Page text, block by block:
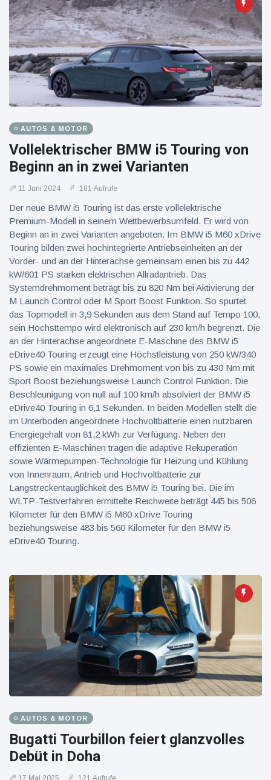
AUTOS & MOTOR
Vollelektrischer BMW i5 Touring von
Beginn an in zwei Varianten
11 Juni 2024 181 Aufrufe
Der neue BMW i5 Touring ist das erste vollelektrische
Premium-Modell in seinem Wettbewerbsumfeld. Er wird von
Beginn an in zwei Varianten angeboten. Im BMW i5 M60 xDrive
Touring bilden zwei hochintegrierte Antriebseinheiten an der
Vorder- und an der Hinterachse gemeinsam einen bis zu 442
kW/601 PS starken elektrischen Allradantrieb. Das
Systemdrehmoment beträgt bis zu 820 Nm bei Aktivierung der
M Launch Control oder M Sport Boost Funktion. So spurtet
das Topmodell in 3,9 Sekunden aus dem Stand auf Tempo 100,
sein Höchsttempo wird elektronisch auf 230 km/h begrenzt. Die
an der Hinterachse angeordnete E-Maschine des BMW i5
eDrive40 Touring erzeugt eine Höchstleistung von 250 kW/340
PS sowie ein maximales Drehmoment von bis zu 430 Nm mit
Sport Boost beziehungsweise Launch Control Funktion. Die
Beschleunigung von null auf 100 km/h absolviert der BMW i5
eDrive40 Touring in 6,1 Sekunden. In beiden Modellen stellt die
im Unterboden angeordnete Hochvoltbatterie einen nutzbaren
Energiegehalt von 81,2 kWh zur Verfügung. Neben den
effizienten E-Maschinen tragen die adaptive Rekuperation
sowie Wärmepumpen-Technologie für Heizung und Kühlung
von Innenraum, Antrieb und Hochvoltbatterie zur
Langstreckentauglichkeit des BMW i5 Touring bei. Die im
WLTP-Testverfahren ermittelte Reichweite beträgt 445 bis 506
Kilometer für den BMW i5 M60 xDrive Touring
beziehungsweise 483 bis 560 Kilometer für den BMW i5
eDrive40 Touring.
AUTOS & MOTOR
Bugatti Tourbillon feiert glanzvolles
Debüt in Doha
17 Mai 2025 121 Aufrufe